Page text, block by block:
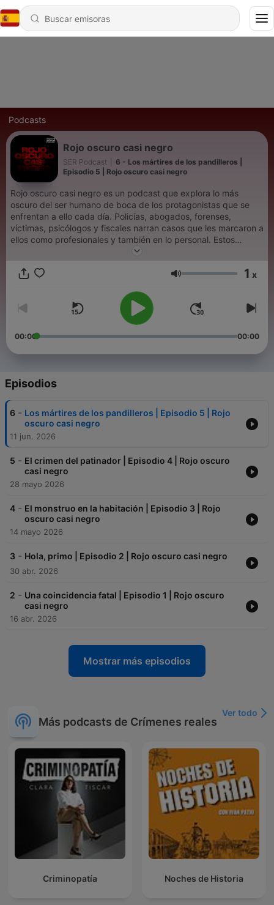
Podcasts
Rojo oscuro casi negro
SER Podcast
6 - Los mártires de los pandilleros |
Episodio 5 | Rojo oscuro casi negro
Rojo oscuro casi negro es un podcast que explora lo más
oscuro del ser humano de boca de los protagonistas que se
enfrentan a ello cada día. Policías, abogados, forenses,
víctimas, psicólogos y fiscales narran casos que les marcaron a
ellos como profesionales y también en lo personal. Estos
capítulos desentrañan causas que destacan en la historia de la
de sus protagonistas. Crímenes, delitos y casos sin resolver
Volumen 1 x
00:00 00:00
Episodios
6 - Los mártires de los pandilleros | Episodio 5 | Rojo
oscuro casi negro
11 jun. 2026
5 - El crimen del patinador | Episodio 4 | Rojo oscuro
casi negro
28 mayo 2026
4 - El monstruo en la habitación | Episodio 3 | Rojo
oscuro casi negro
14 mayo 2026
3 - Hola, primo | Episodio 2 | Rojo oscuro casi negro
30 abr. 2026
2 - Una coincidencia fatal | Episodio 1 | Rojo oscuro
casi negro
16 abr. 2026
Mostrar más episodios
Más podcasts de Crímenes reales
Ver todo
Criminopatía Noches de Historia